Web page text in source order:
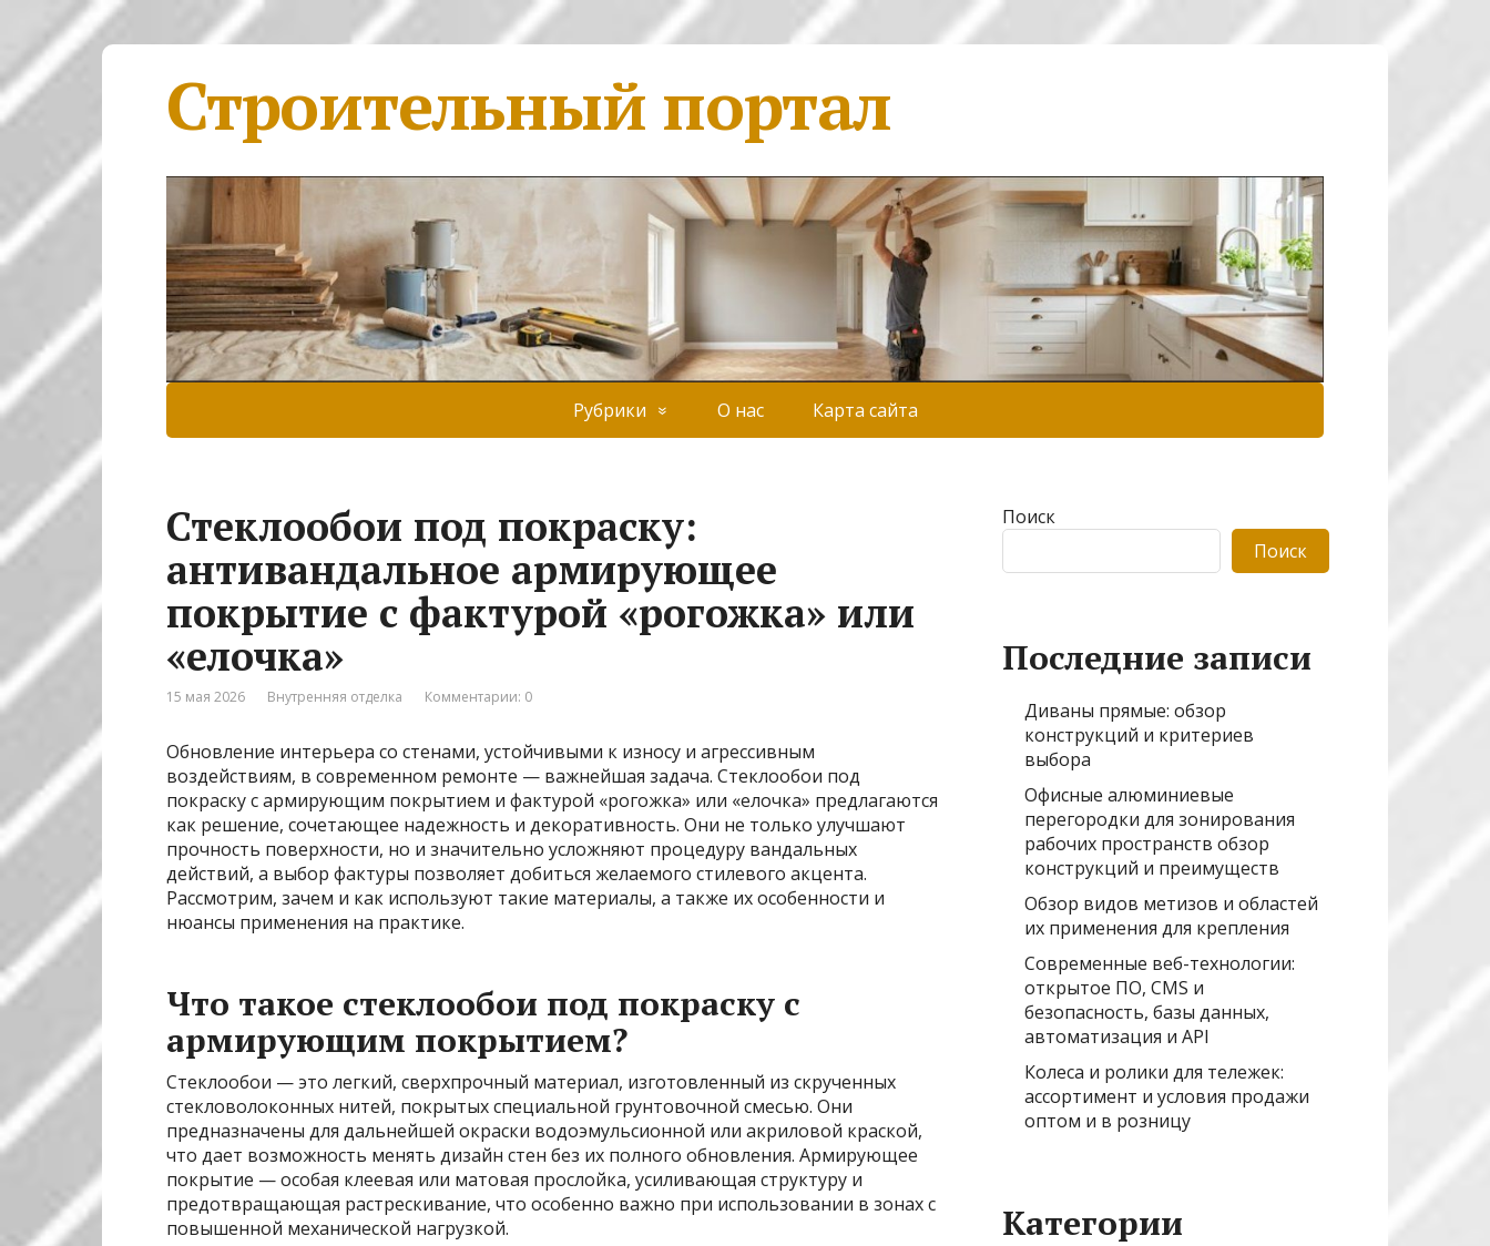
Строительный портал
Рубрики О нас Карта сайта
Стеклообои под покраску:
антивандальное армирующее
покрытие с фактурой «рогожка» или
«елочка»
15 мая 2026 Внутренняя отделка Комментарии: 0
Обновление интерьера со стенами, устойчивыми к износу и агрессивным
воздействиям, в современном ремонте — важнейшая задача. Стеклообои под
покраску с армирующим покрытием и фактурой «рогожка» или «елочка» предлагаются
как решение, сочетающее надежность и декоративность. Они не только улучшают
прочность поверхности, но и значительно усложняют процедуру вандальных
действий, а выбор фактуры позволяет добиться желаемого стилевого акцента.
Рассмотрим, зачем и как используют такие материалы, а также их особенности и
нюансы применения на практике.
Что такое стеклообои под покраску с
армирующим покрытием?
Стеклообои — это легкий, сверхпрочный материал, изготовленный из скрученных
стекловолоконных нитей, покрытых специальной грунтовочной смесью. Они
предназначены для дальнейшей окраски водоэмульсионной или акриловой краской,
что дает возможность менять дизайн стен без их полного обновления. Армирующее
покрытие — особая клеевая или матовая прослойка, усиливающая структуру и
предотвращающая растрескивание, что особенно важно при использовании в зонах с
повышенной механической нагрузкой.
Поиск
Поиск
Последние записи
Диваны прямые: обзор
конструкций и критериев
выбора
Офисные алюминиевые
перегородки для зонирования
рабочих пространств обзор
конструкций и преимуществ
Обзор видов метизов и областей
их применения для крепления
Современные веб-технологии:
открытое ПО, CMS и
безопасность, базы данных,
автоматизация и API
Колеса и ролики для тележек:
ассортимент и условия продажи
оптом и в розницу
Категории